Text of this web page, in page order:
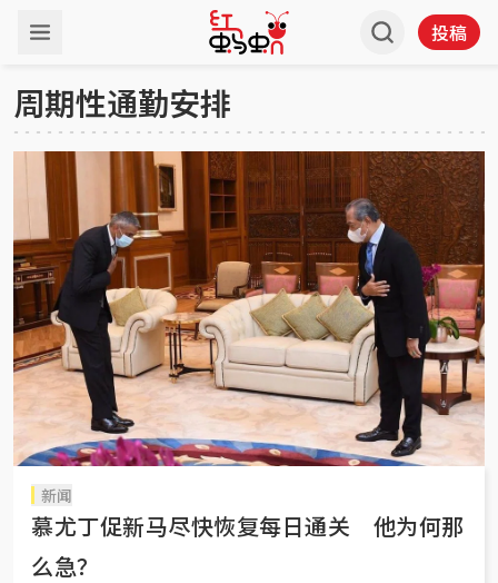
投稿
周期性通勤安排
新闻
慕尤丁促新马尽快恢复每日通关 他为何那
么急？